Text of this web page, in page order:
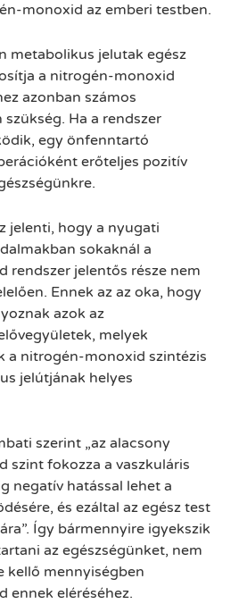
monoxid az emberi testben.
metabolikus jelutak egész
a nitrogén-monoxid
azonban számos
Ha a rendszer
egy önfenntartó
erőteljes pozitív
jelenti, hogy a nyugati
sokaknál a
rendszer jelentős része nem
Ennek az az oka, hogy
azok az
melyek
a nitrogén-monoxid szintézis
jelútjának helyes
szerint „az alacsony
szint fokozza a vaszkuláris
negatív hatással lehet a
és ezáltal az egész test
Így bármennyire igyekszik
az egészségünket, nem
kellő mennyiségben
ennek eléréséhez.